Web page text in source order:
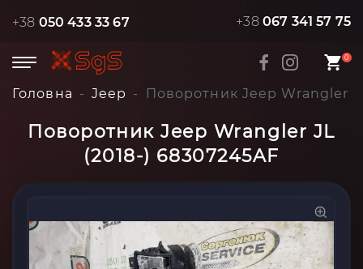
+38 050 433 33 67 +38 067 341 57 75
0
Головна Jeep Поворотник Jeep Wrangler
Поворотник Jeep Wrangler JL
(2018-) 68307245AF